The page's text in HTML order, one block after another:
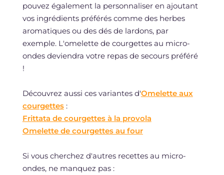
pouvez également la personnaliser en ajoutant
vos ingrédients préférés comme des herbes
aromatiques ou des dés de lardons, par
exemple. L'omelette de courgettes au micro-
ondes deviendra votre repas de secours préféré
!
Découvrez aussi ces variantes d'Omelette aux
courgettes:
Frittata de courgettes à la provola
Omelette de courgettes au four
Si vous cherchez d'autres recettes au micro-
ondes, ne manquez pas :